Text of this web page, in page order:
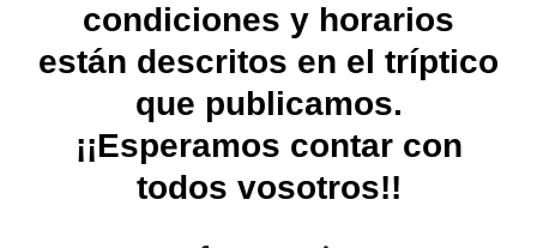
condiciones y horarios
están descritos en el tríptico
que publicamos.
¡¡Esperamos contar con
todos vosotros!!